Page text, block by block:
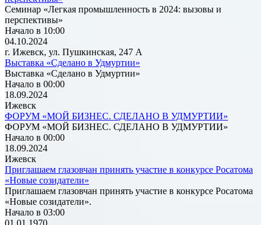
Семинар «Легкая промышленность в 2024: вызовы и
перспективы»
Начало в 10:00
04.10.2024
г. Ижевск, ул. Пушкинская, 247 А
Выставка «Сделано в Удмуртии»
Выставка «Сделано в Удмуртии»
Начало в 00:00
18.09.2024
Ижевск
ФОРУМ «МОЙ БИЗНЕС. СДЕЛАНО В УДМУРТИИ»
ФОРУМ «МОЙ БИЗНЕС. СДЕЛАНО В УДМУРТИИ»
Начало в 00:00
18.09.2024
Ижевск
Приглашаем глазовчан принять участие в конкурсе Росатома
«Новые созидатели»
Приглашаем глазовчан принять участие в конкурсе Росатома
«Новые созидатели».
Начало в 03:00
01.01.1970